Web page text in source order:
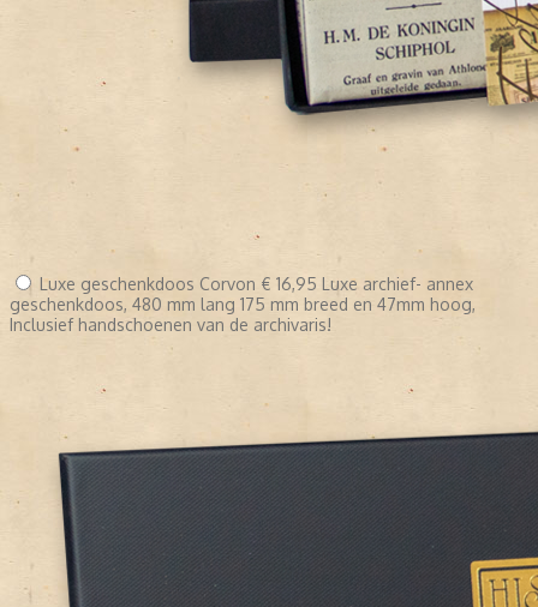
Luxe geschenkdoos Corvon € 16,95 Luxe archief- annex
geschenkdoos, 480 mm lang 175 mm breed en 47mm hoog,
Inclusief handschoenen van de archivaris!